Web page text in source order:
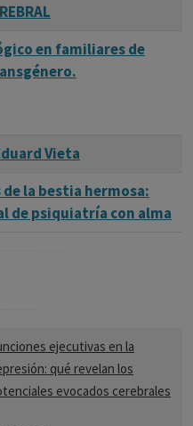
en familiares de
Vieta
de la bestia hermosa:
de psiquiatría con alma
ejecutivas en la
qué revelan los
evocados cerebrales